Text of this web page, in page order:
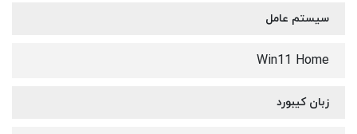
سیستم عامل
Win11 Home
زبان کیبورد